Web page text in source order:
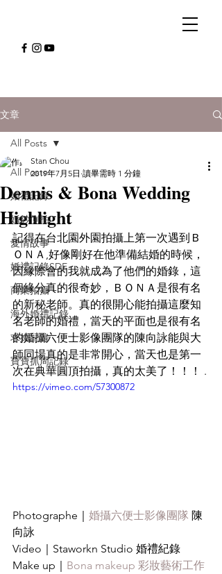
文章
All Posts
婚禮記錄
婚紗側拍
愛情故事
婚禮記錄SDE
商業拍攝
海外婚禮記錄
求婚記錄
寶寶抓周記錄
All Posts
Dennis & Bona Wedding
Highlight
Stan Chou
2019年7月5日 讀畢需時 1 分鐘
記得在台北園外園拍攝上第一次遇到Ｂ
ＯＮＡ,好像剛好在他準備結婚的時候，
因緣際會的我就成為了他們的婚錄，這
個緣分真的很奇妙，ＢＯＮＡ是很有名
的新秘老師。真的很開心能拍攝這麼知
名老師的婚禮，當天的平面也是很有名
的婚攝六便士影像團隊的陳向詠能與大
師同場真的是非常開心，當天也是第一
次在典華圓頂拍攝，真的太美了！！！ .
https://vimeo.com/57300872
Photographe｜ 婚攝六便士影像團隊 陳
向詠
Video｜Staworkn Studio 婚禮紀錄
Make up｜ Bona makeup 彩妝藝術工作